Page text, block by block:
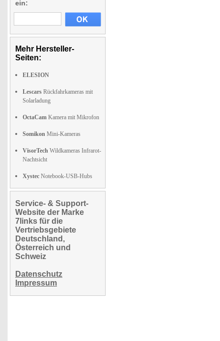
ein:
Mehr Hersteller-
Seiten:
ELESION
Lescars Rückfahrkameras mit
Solarladung
OctaCam Kamera mit Mikrofon
Somikon Mini-Kameras
VisorTech Wildkameras Infrarot-
Nachtsicht
Xystec Notebook-USB-Hubs
Service- & Support-
Website der Marke
7links für die
Vertriebsgebiete
Deutschland,
Österreich und
Schweiz
Datenschutz
Impressum